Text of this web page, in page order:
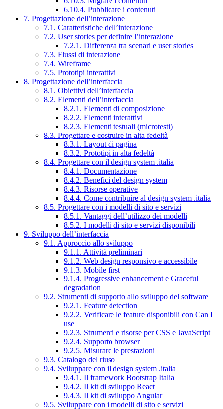
6.10.4. Pubblicare i contenuti
7. Progettazione dell’interazione
7.1. Caratteristiche dell’interazione
7.2. User stories per definire l’interazione
7.2.1. Differenza tra scenari e user stories
7.3. Flussi di interazione
7.4. Wireframe
7.5. Prototipi interattivi
8. Progettazione dell’interfaccia
8.1. Obiettivi dell’interfaccia
8.2. Elementi dell’interfaccia
8.2.1. Elementi di composizione
8.2.2. Elementi interattivi
8.2.3. Elementi testuali (microtesti)
8.3. Progettare e costruire in alta fedeltà
8.3.1. Layout di pagina
8.3.2. Prototipi in alta fedeltà
8.4. Progettare con il design system .italia
8.4.1. Documentazione
8.4.2. Benefici del design system
8.4.3. Risorse operative
8.4.4. Come contribuire al design system .italia
8.5. Progettare con i modelli di sito e servizi
8.5.1. Vantaggi dell’utilizzo dei modelli
8.5.2. I modelli di sito e servizi disponibili
9. Sviluppo dell’interfaccia
9.1. Approccio allo sviluppo
9.1.1. Attività preliminari
9.1.2. Web design responsivo e accessibile
9.1.3. Mobile first
9.1.4. Progressive enhancement e Graceful
degradation
9.2. Strumenti di supporto allo sviluppo del software
9.2.1. Feature detection
9.2.2. Verificare le feature disponibili con Can I
use
9.2.3. Strumenti e risorse per CSS e JavaScript
9.2.4. Supporto browser
9.2.5. Misurare le prestazioni
9.3. Catalogo del riuso
9.4. Sviluppare con il design system .italia
9.4.1. Il framework Bootstrap Italia
9.4.2. Il kit di sviluppo React
9.4.3. Il kit di sviluppo Angular
9.5. Sviluppare con i modelli di sito e servizi